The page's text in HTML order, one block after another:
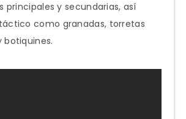
principales y secundarias, así
como granadas, torretas